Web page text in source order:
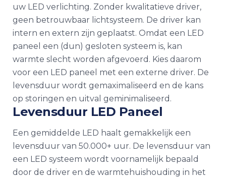
uw LED verlichting. Zonder kwalitatieve driver,
geen betrouwbaar lichtsysteem. De driver kan
intern en extern zijn geplaatst. Omdat een LED
paneel een (dun) gesloten systeem is, kan
warmte slecht worden afgevoerd. Kies daarom
voor een LED paneel met een externe driver. De
levensduur wordt gemaximaliseerd en de kans
op storingen en uitval geminimaliseerd.
Levensduur LED Paneel
Een gemiddelde LED haalt gemakkelijk een
levensduur van 50.000+ uur. De levensduur van
een LED systeem wordt voornamelijk bepaald
door de driver en de warmtehuishouding in het